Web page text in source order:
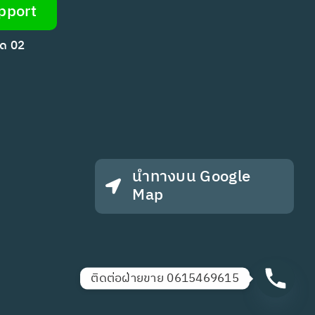
02
นำทางบน Google
Map
ติดต่อฝ่ายขาย 0615469615